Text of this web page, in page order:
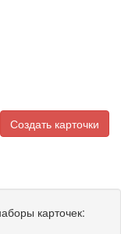
Создать карточки
карточек: